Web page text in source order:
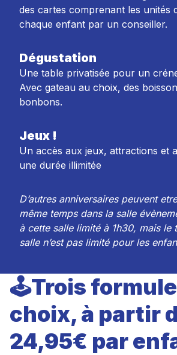
des cartes comprenant les unités
chaque enfant par un conseiller.
Dégustation
Une table privatisée pour un
Avec gateau au choix, des
bonbons.
Jeux !
Un accès aux jeux, attractions et
une durée illimitée
D’autres anniversaires peuvent
même temps dans la salle
à cette salle limité à 1h30, mais le
salle n’est pas limité pour les
🕹️Trois
choix, à partir
24,95€ par